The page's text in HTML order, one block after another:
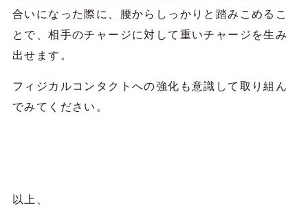
合いになった際に、腰からしっかりと踏みこめるこ
とで、相手のチャージに対して重いチャージを生み
出せます。
フィジカルコンタクトへの強化も意識して取り組ん
でみてください。
以上、